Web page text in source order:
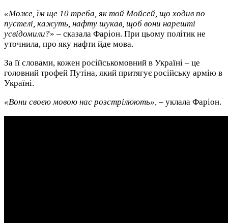
«Може, їм ще 10 треба, як той Мойсей, що ходив по
пустелі, кажуть, нафту шукав, щоб вони нарешті
усвідомили?» – сказала Фаріон. При цьому політик не
уточнила, про яку нафти йде мова.
За її словами, кожен російськомовний в Україні – це
головний трофей Путіна, який притягує російську армію в
Україні.
«Вони своєю мовою нас розстрілюють», – уклала Фаріон.